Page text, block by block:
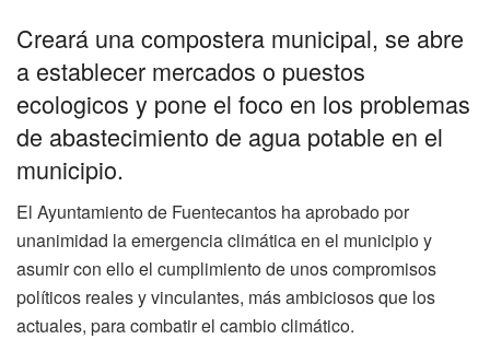
Creará una compostera municipal, se abre
a establecer mercados o puestos
ecologicos y pone el foco en los problemas
de abastecimiento de agua potable en el
municipio.
El Ayuntamiento de Fuentecantos ha aprobado por
unanimidad la emergencia climática en el municipio y
asumir con ello el cumplimiento de unos compromisos
políticos reales y vinculantes, más ambiciosos que los
actuales, para combatir el cambio climático.